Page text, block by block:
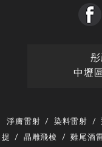
中壢
淨膚雷射 / 染料雷射 /
提 / 晶雕飛梭 / 雞尾酒